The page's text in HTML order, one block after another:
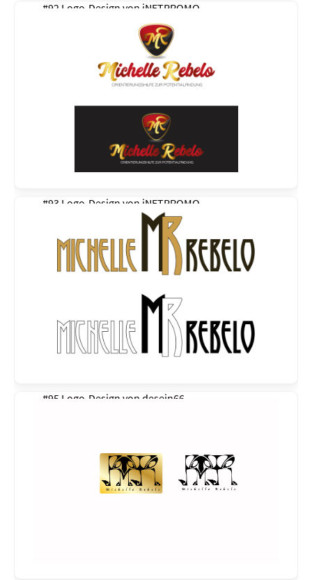
#92 Logo-Design von iNETPROMO
#93 Logo-Design von iNETPROMO
#95 Logo-Design von desein66